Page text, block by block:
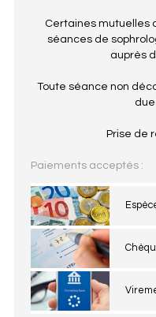
Certaines mutuelles
séances de
auprès
Toute séance non
Prise de
Paiements acceptés :